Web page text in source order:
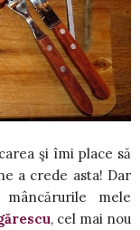
şi îmi place să
a crede asta! Dar
mele
, cel mai nou